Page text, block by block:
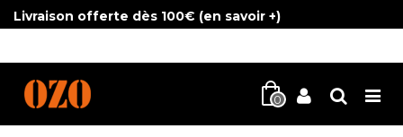
Livraison offerte dès 100€ (en savoir +)
0